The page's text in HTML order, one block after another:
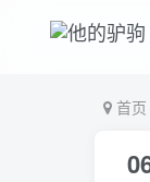
首页